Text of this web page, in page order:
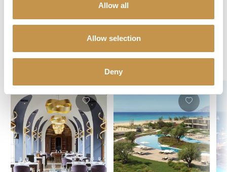
Allow all
Allow selection
Deny
Objevte svůj dokonalý hotel